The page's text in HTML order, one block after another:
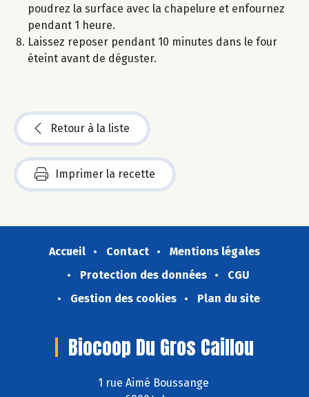
poudrez la surface avec la chapelure et enfournez
pendant 1 heure.
Laissez reposer pendant 10 minutes dans le four
éteint avant de déguster.
Retour à la liste
Imprimer la recette
Accueil Contact
Mentions légales
Protection des données
CGU
Gestion des cookies
Plan du site
Biocoop Du Gros Caillou
1 rue Aimé Boussange